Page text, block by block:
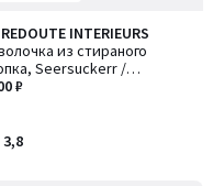
INTERIEURS
из стираного
Seersuckerr /
₽
3,8